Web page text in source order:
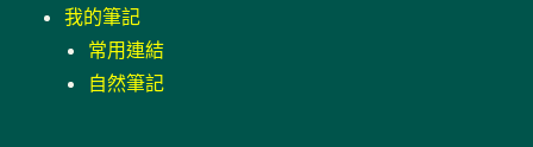
析：
FreeAdhocUDF
侵
權
我的筆記
常用連結
自然筆記